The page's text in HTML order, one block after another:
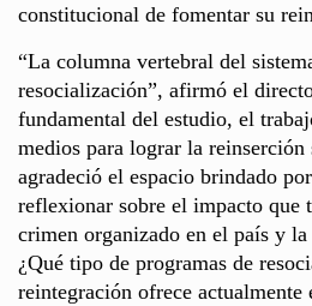
constitucional de fomentar su
“La columna vertebral del
resocialización”, afirmó el
fundamental del estudio, el
medios para lograr la reinserción
agradeció el espacio brindado
reflexionar sobre el impacto que
crimen organizado en el país y
¿Qué tipo de programas de
reintegración ofrece